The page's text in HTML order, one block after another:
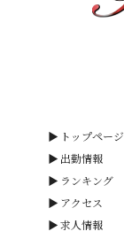
トップページ
出勤情報
ランキング
アクセス
求人情報